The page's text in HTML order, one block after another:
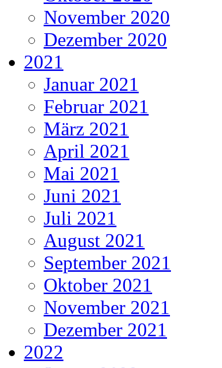
November 2020
Dezember 2020
2021
Januar 2021
Februar 2021
März 2021
April 2021
Mai 2021
Juni 2021
Juli 2021
August 2021
September 2021
Oktober 2021
November 2021
Dezember 2021
2022